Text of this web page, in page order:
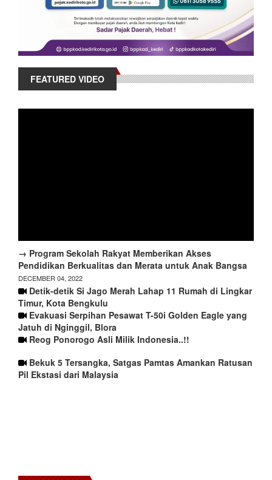
FEATURED VIDEO
→ Program Sekolah Rakyat Memberikan Akses
Pendidikan Berkualitas dan Merata untuk Anak Bangsa
DECEMBER 04, 2022
Detik-detik Si Jago Merah Lahap 11 Rumah di Lingkar
Timur, Kota Bengkulu
Evakuasi Serpihan Pesawat T-50i Golden Eagle yang
Jatuh di Nginggil, Blora
Reog Ponorogo Asli Milik Indonesia..!!
Bekuk 5 Tersangka, Satgas Pamtas Amankan Ratusan
Pil Ekstasi dari Malaysia